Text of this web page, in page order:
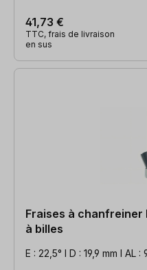
41,73 €
TTC, frais de livraison
en sus
Fraises à chanfreiner
à billes
E : 22,5° l D : 19,9 mm l AL :